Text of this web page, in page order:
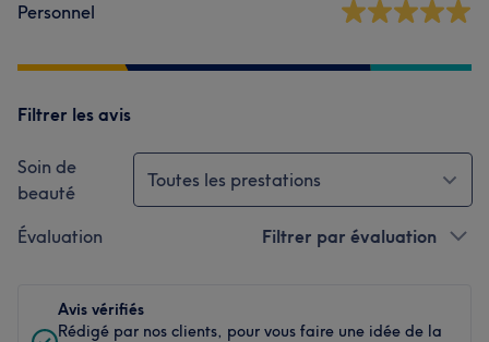
Personnel
Filtrer les avis
Soin de
beauté
Toutes les prestations
Évaluation Filtrer par évaluation
Avis vérifiés
Rédigé par nos clients, pour vous faire une idée de la